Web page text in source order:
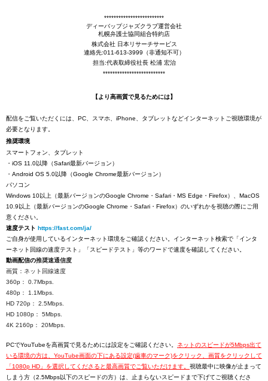
*************************
ディーバップジャズクラブ運営会社
札幌弁護士協同組合特約店
株式会社 日本リサーチサービス
連絡先:011-613-3999（非通知不可）
担当:代表取締役社長 松浦 宏治
**************************
【より高画質で見るためには】
配信をご覧いただくには、PC、スマホ、iPhone、タブレットなどインターネットご視聴環境が
必要となります。
推奨環境
スマートフォン、タブレット
・iOS 11.0以降（Safari最新バージョン）
・Android OS 5.0以降（Google Chrome最新バージョン）
パソコン
Windows 10以上（最新バージョンのGoogle Chrome・Safari・MS Edge・Firefox）、MacOS
10.9以上（最新バージョンのGoogle Chrome・Safari・Firefox）のいずれかを視聴の際にご用
意ください。
速度テスト https://fast.com/ja/
ご自身が使用しているインターネット環境をご確認ください。インターネット検索で「インタ
ーネット回線の速度テスト」「スピードテスト」等のワードで速度を確認してください。
動画配信の推奨速通信度
画質：ネット回線速度
360p： 0.7Mbps.
480p： 1.1Mbps.
HD 720p： 2.5Mbps.
HD 1080p： 5Mbps.
4K 2160p： 20Mbps.
PCでYouTubeを高画質で見るためには設定をご確認ください。 ネットのスピードが5Mbps出て
いる環境の方は、YouTube画面の下にある設定(歯車のマーク)をクリック、画質をクリックして
「1080p HD」を選択してくださると最高画質でご覧いただけます。 視聴最中に映像が止まって
しまう方（2.5Mbps以下のスピードの方）は、止まらないスピードまで下げてご視聴くださ